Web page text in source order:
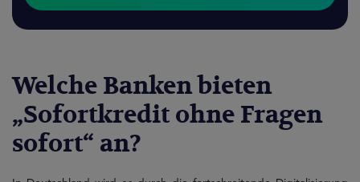
Welche Banken bieten
„Sofortkredit ohne Fragen
sofort“ an?